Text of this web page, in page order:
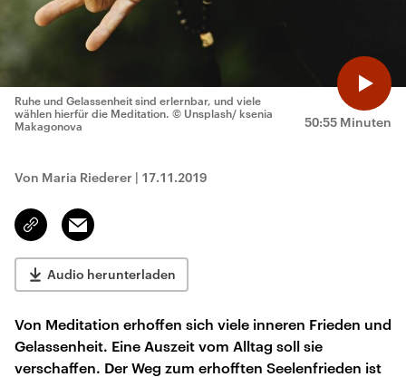
50:55 Minuten
Ruhe und Gelassenheit sind erlernbar, und viele
wählen hierfür die Meditation. © Unsplash/ ksenia
Makagonova
Von Maria Riederer | 17.11.2019
Link
kopieren/teilen
Email
Audio herunterladen
Von Meditation erhoffen sich viele inneren Frieden und
Gelassenheit. Eine Auszeit vom Alltag soll sie
verschaffen. Der Weg zum erhofften Seelenfrieden ist